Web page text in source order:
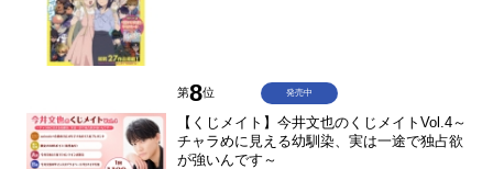
第8位
【くじメイト】今井文也のくじメイトVol.4～
チャラめに見える幼馴染、実は一途で独占欲
が強いんです～
発売中